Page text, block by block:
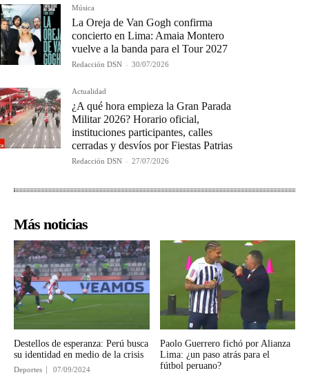
Música
La Oreja de Van Gogh confirma
concierto en Lima: Amaia Montero
vuelve a la banda para el Tour 2027
Redacción DSN - 30/07/2026
Actualidad
¿A qué hora empieza la Gran Parada
Militar 2026? Horario oficial,
instituciones participantes, calles
cerradas y desvíos por Fiestas Patrias
Redacción DSN - 27/07/2026
Más noticias
Destellos de esperanza: Perú busca
su identidad en medio de la crisis
Deportes 07/09/2024
Paolo Guerrero fichó por Alianza
Lima: ¿un paso atrás para el
fútbol peruano?